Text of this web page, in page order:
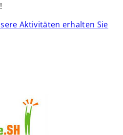
Aktivitäten erhalten Sie